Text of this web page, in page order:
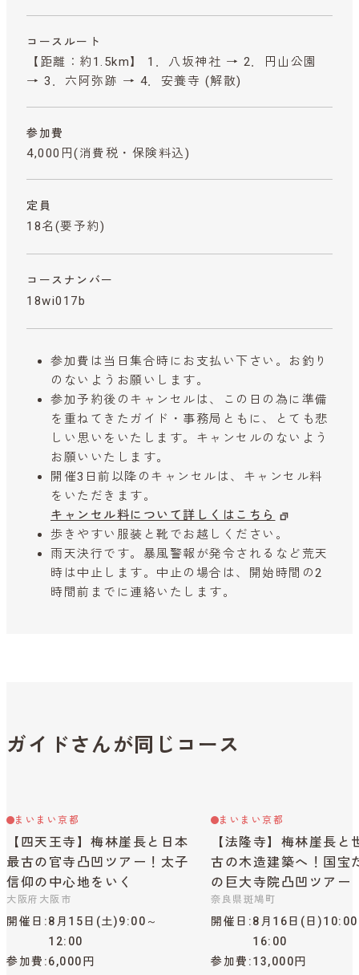
コースルート
【距離：約1.5km】 1．八坂神社 → 2．円山公園
→ 3．六阿弥跡 → 4．安養寺 (解散)
参加費
4,000円 (消費税・保険料込)
定員
18名(要予約)
コースナンバー
18wi017b
参加費は当日集合時にお支払い下さい。お釣り
のないようお願いします。
参加予約後のキャンセルは、この日の為に準備
を重ねてきたガイド・事務局ともに、とても悲
しい思いをいたします。キャンセルのないよう
お願いいたします。
開催3日前以降のキャンセルは、キャンセル料
をいただきます。
キャンセル料について詳しくはこちら
歩きやすい服装と靴でお越しください。
雨天決行です。暴風警報が発令されるなど荒天
時は中止します。中止の場合は、開始時間の2
時間前までに連絡いたします。
ガイドさんが同じコース
まいまい京都
【四天王寺】梅林崖長と日本
最古の官寺凸凹ツアー！太子
信仰の中心地をいく
大阪府大阪市
開催日
8月15日(土)9:00～
12:00
参加費 6,000円
まいまい京都
【法隆寺】梅林崖長と
古の木造建築へ！国宝
の巨大寺院凸凹ツアー
奈良県斑鳩町
開催日
8月16日(日
16:00
参加費 13,000円